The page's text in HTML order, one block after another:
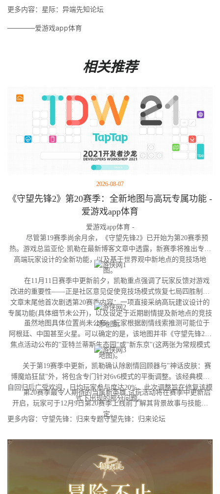
更多内容：星际：异端先知论坛
————爱游戏app体育
相关推荐
2026-08-07
《守望先锋2》第20赛季：全新地图与高玩专属功能 -
爱游戏app体育
爱游戏app体育 -
尽管第19赛季尚余月余，《守望先锋2》已开始为第20赛季预
热。游戏总监亚伦·凯勒在最新博客文章中透露，新赛季将推出专为
高端玩家设计的全新功能，以及基于世界观中新地点的竞技场地
图。
在11月11日赛季中更新前夕，凯勒重点强调了玩家反馈对游戏
改进的重要性——正是社区意见促使竞技场模式恢复七局四胜制。
文章末尾他首次剧透第20赛季内容：一项直接采纳高玩建议设计的
专属功能(具体细节未公开)，以及设定于近期剧情提及新地点的竞技
场地图。
虽然地图具体位置尚未公布，玩家根据剧情线索推测可能位于
阿根廷、中国甚至火星。可以确定的是，该地图并非《守望先锋2》
焦点活动公布的"亚特兰蒂斯生态园"或"新东京"(这两张为常规模式
地图)。
关于第19赛季中更新，凯勒确认除剧情回顾器与"神话皮肤：赛
博魔焰狂鼠"外，将包含专门针对6v6模式的平衡调整。该经典模式
自回归后广受欢迎，日均玩家参与度达20%。此次调整旨在修复该模
式下出现的部分问题。
第20赛季最令人期待的当属新英雄,试玩活动将在赛季中更新后
开启，玩家可于12月9日第20赛季上线前了解其背景故事与技能设
定。
更多内容：守望先锋：归来专题守望先锋：归来论坛